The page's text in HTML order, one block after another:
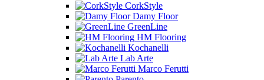
CorkStyle
Damy Floor
GreenLine
HM Flooring
Kochanelli
Lab Arte
Marco Ferutti